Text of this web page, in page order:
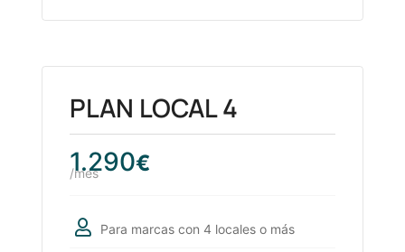
PLAN LOCAL 4
1.290€
/mes
Para marcas con 4 locales o más